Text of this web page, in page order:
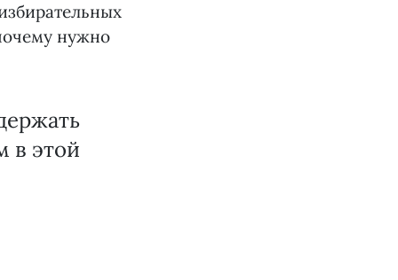
нужно
в этой